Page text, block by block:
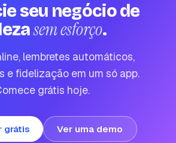
seu negócio de
sem esforço.
lembretes automáticos,
e fidelização em um só app.
grátis hoje.
grátis Ver uma demo